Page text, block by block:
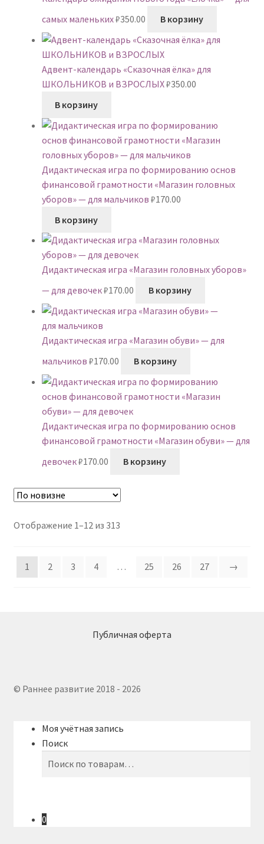
самых маленьких₽350.00 В корзину
Адвент-календарь «Сказочная ёлка» для
ШКОЛЬНИКОВ и ВЗРОСЛЫХ₽350.00
В корзину
Дидактическая игра по формированию основ
финансовой грамотности «Магазин головных
уборов» — для мальчиков ₽170.00
В корзину
Дидактическая игра «Магазин головных уборов»
— для девочек₽170.00 В корзину
Дидактическая игра «Магазин обуви» — для
мальчиков ₽170.00 В корзину
Дидактическая игра по формированию основ
финансовой грамотности «Магазин обуви» — для
девочек₽170.00 В корзину
Отображение 1–12 из 313Сортировка:
1
2 3 4 … 25 26 27 →
Публичная оферта
© Раннее развитие 2018 - 2026
Моя учётная запись
Поиск
0